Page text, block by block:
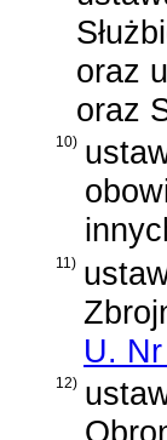
oraz
oraz
10)
11)
U.
12)